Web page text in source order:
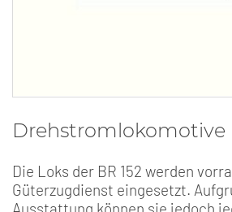
Drehstromlokomotive
Die Loks der BR 152 werden
Güterzugdienst eingesetzt.